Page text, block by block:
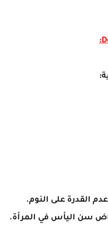
القدرة على النوم.
سن اليأس في المرأة.